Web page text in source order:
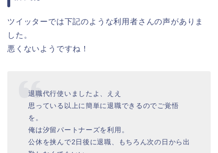
ツイッターでは下記のような利用者さんの声がありま
した。
悪くないようですね！
退職代行使いましたよ、ええ
思っている以上に簡単に退職できるのでご覚悟
を。
俺は汐留パートナーズを利用。
公休を挟んで2日後に退職、もちろん次の日から出